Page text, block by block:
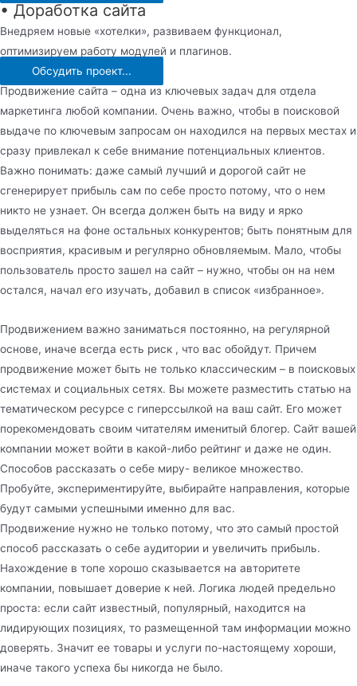
• Доработка сайта
Внедряем новые «хотелки», развиваем функционал,
оптимизируем работу модулей и плагинов.
Обсудить проект...
Продвижение сайта – одна из ключевых задач для отдела
маркетинга любой компании. Очень важно, чтобы в поисковой
выдаче по ключевым запросам он находился на первых местах и
сразу привлекал к себе внимание потенциальных клиентов.
Важно понимать: даже самый лучший и дорогой сайт не
сгенерирует прибыль сам по себе просто потому, что о нем
никто не узнает. Он всегда должен быть на виду и ярко
выделяться на фоне остальных конкурентов; быть понятным для
восприятия, красивым и регулярно обновляемым. Мало, чтобы
пользователь просто зашел на сайт – нужно, чтобы он на нем
остался, начал его изучать, добавил в список «избранное».
Продвижением важно заниматься постоянно, на регулярной
основе, иначе всегда есть риск , что вас обойдут. Причем
продвижение может быть не только классическим – в поисковых
системах и социальных сетях. Вы можете разместить статью на
тематическом ресурсе с гиперссылкой на ваш сайт. Его может
порекомендовать своим читателям именитый блогер. Сайт вашей
компании может войти в какой-либо рейтинг и даже не один.
Способов рассказать о себе миру- великое множество.
Пробуйте, экспериментируйте, выбирайте направления, которые
будут самыми успешными именно для вас.
Продвижение нужно не только потому, что это самый простой
способ рассказать о себе аудитории и увеличить прибыль.
Нахождение в топе хорошо сказывается на авторитете
компании, повышает доверие к ней. Логика людей предельно
проста: если сайт известный, популярный, находится на
лидирующих позициях, то размещенной там информации можно
доверять. Значит ее товары и услуги по-настоящему хороши,
иначе такого успеха бы никогда не было.